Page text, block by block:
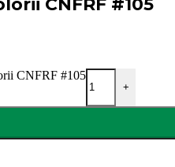
CNFRF #105
+